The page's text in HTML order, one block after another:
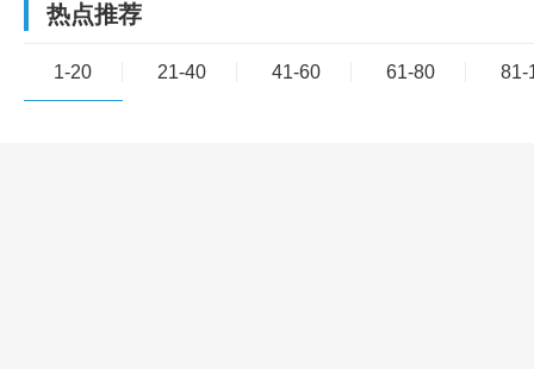
热点推荐
1-20 21-40 41-60 61-80 81-